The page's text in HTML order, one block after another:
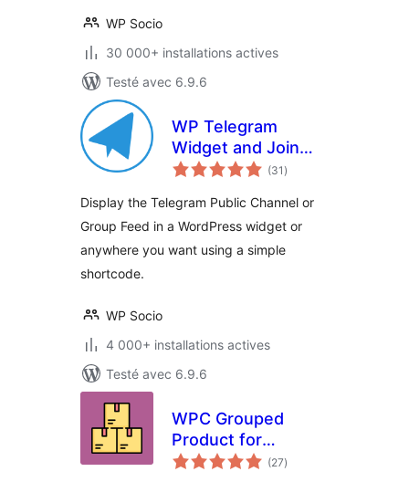
WP Socio
30 000+ installations actives
Testé avec 6.9.6
WP Telegram
Widget and Join
Link
(31 notes
en
)
Display the Telegram Public Channel or
Group Feed in a WordPress widget or
anywhere you want using a simple
shortcode.
WP Socio
4 000+ installations actives
Testé avec 6.9.6
WPC Grouped
Product for
WooCommerce
(27notes
en
)